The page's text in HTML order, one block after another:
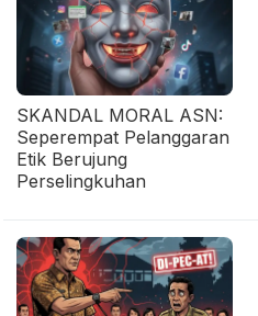
SKANDAL MORAL ASN:
Seperempat Pelanggaran
Etik Berujung
Perselingkuhan